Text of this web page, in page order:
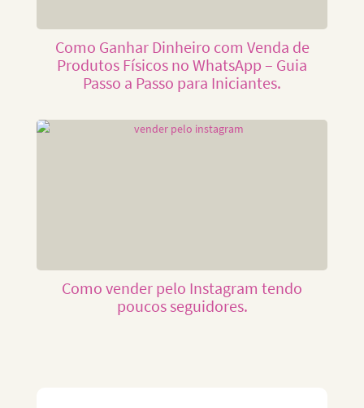
Como Ganhar Dinheiro com Venda de
Produtos Físicos no WhatsApp – Guia
Passo a Passo para Iniciantes.
Como vender pelo Instagram tendo
poucos seguidores.